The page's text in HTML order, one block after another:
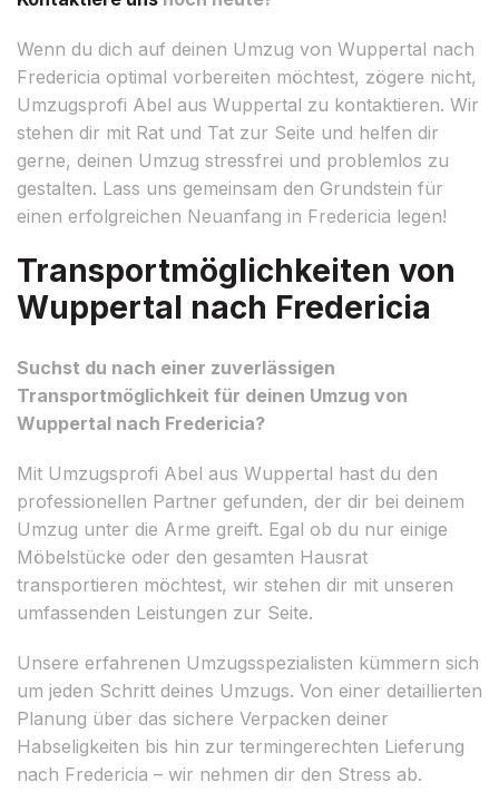
Wenn du dich auf deinen Umzug von Wuppertal nach
Fredericia optimal vorbereiten möchtest, zögere nicht,
Umzugsprofi Abel aus Wuppertal zu kontaktieren. Wir
stehen dir mit Rat und Tat zur Seite und helfen dir
gerne, deinen Umzug stressfrei und problemlos zu
gestalten. Lass uns gemeinsam den Grundstein für
einen erfolgreichen Neuanfang in Fredericia legen!
Transportmöglichkeiten von
Wuppertal nach Fredericia
Suchst du nach einer zuverlässigen
Transportmöglichkeit für deinen Umzug von
Wuppertal nach Fredericia?
Mit Umzugsprofi Abel aus Wuppertal hast du den
professionellen Partner gefunden, der dir bei deinem
Umzug unter die Arme greift. Egal ob du nur einige
Möbelstücke oder den gesamten Hausrat
transportieren möchtest, wir stehen dir mit unseren
umfassenden Leistungen zur Seite.
Unsere erfahrenen Umzugsspezialisten kümmern sich
um jeden Schritt deines Umzugs. Von einer detaillierten
Planung über das sichere Verpacken deiner
Habseligkeiten bis hin zur termingerechten Lieferung
nach Fredericia – wir nehmen dir den Stress ab.